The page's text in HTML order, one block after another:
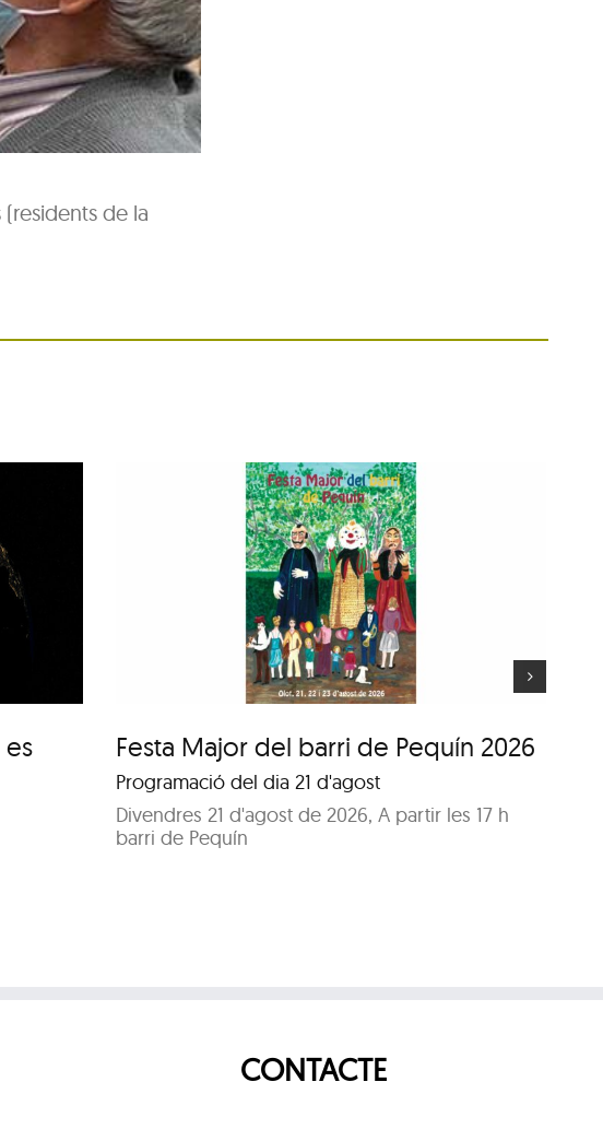
de la
es
de
Festa Major del barri de Pequín 2026
Programació del dia 21 d'agost
Divendres 21 d'agost de 2026, A partir les 17 h
barri de Pequín
Festa Major del barri de
Pequín 2026
CONTACTE